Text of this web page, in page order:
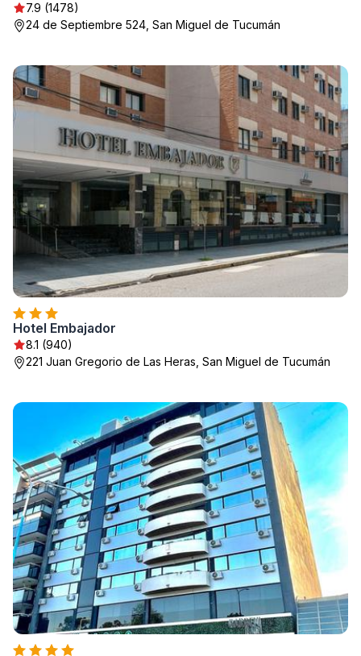
7.9 (1478)
24 de Septiembre 524, San Miguel de Tucumán
Hotel Embajador
8.1 (940)
221 Juan Gregorio de Las Heras, San Miguel de Tucumán